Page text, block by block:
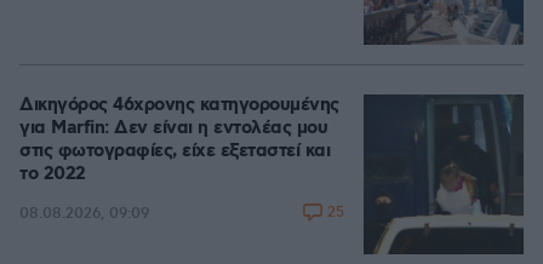
Δικηγόρος 46χρονης κατηγορουμένης
για Marfin: Δεν είναι η εντολέας μου
στις φωτογραφίες, είχε εξεταστεί και
το 2022
08.08.2026, 09:09 25